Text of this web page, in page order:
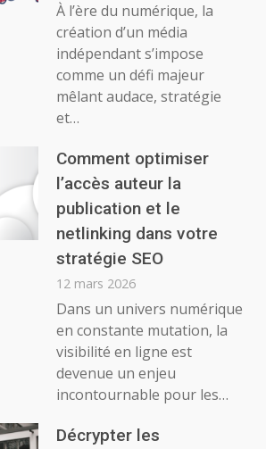
À l’ère du numérique, la
création d’un média
indépendant s’impose
comme un défi majeur
mêlant audace, stratégie
et…
Comment optimiser
l’accès auteur la
publication et le
netlinking dans votre
stratégie SEO
12 mars 2026
Dans un univers numérique
en constante mutation, la
visibilité en ligne est
devenue un enjeu
incontournable pour les…
Décrypter les